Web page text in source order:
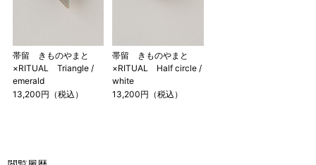
帯留 きものやまと
×RITUAL Triangle /
emerald
13,200円（税込）
帯留 きものやまと
×RITUAL Half circle /
white
13,200円（税込）